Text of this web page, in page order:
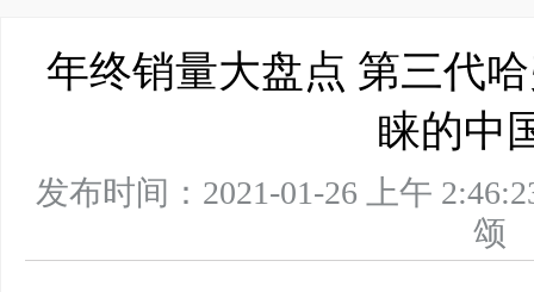
年终销量大盘点 第三代
睐的中
发布时间：2021-01-26 上午